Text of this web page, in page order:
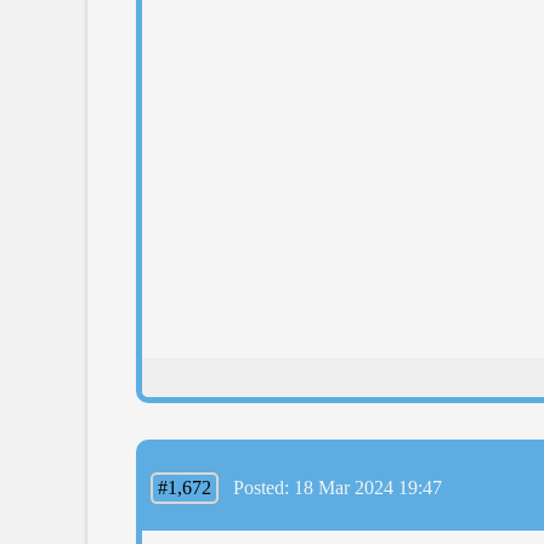
#1,672 Posted: 18 Mar 2024 19:47